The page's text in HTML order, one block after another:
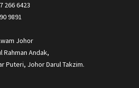
266 6423
9891
Johor
Rahman Andak,
Puteri, Johor Darul Takzim.